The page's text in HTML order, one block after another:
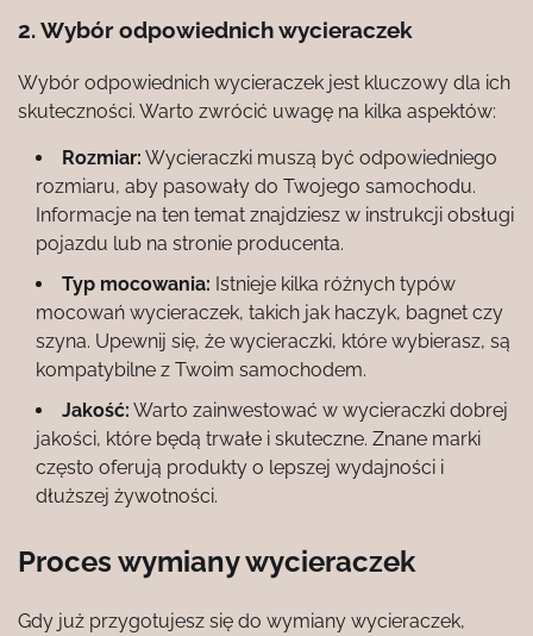
2. Wybór odpowiednich wycieraczek
Wybór odpowiednich wycieraczek jest kluczowy dla ich
skuteczności. Warto zwrócić uwagę na kilka aspektów:
Rozmiar: Wycieraczki muszą być odpowiedniego
rozmiaru, aby pasowały do Twojego samochodu.
Informacje na ten temat znajdziesz w instrukcji obsługi
pojazdu lub na stronie producenta.
Typ mocowania: Istnieje kilka różnych typów
mocowań wycieraczek, takich jak haczyk, bagnet czy
szyna. Upewnij się, że wycieraczki, które wybierasz, są
kompatybilne z Twoim samochodem.
Jakość: Warto zainwestować w wycieraczki dobrej
jakości, które będą trwałe i skuteczne. Znane marki
często oferują produkty o lepszej wydajności i
dłuższej żywotności.
Proces wymiany wycieraczek
Gdy już przygotujesz się do wymiany wycieraczek,